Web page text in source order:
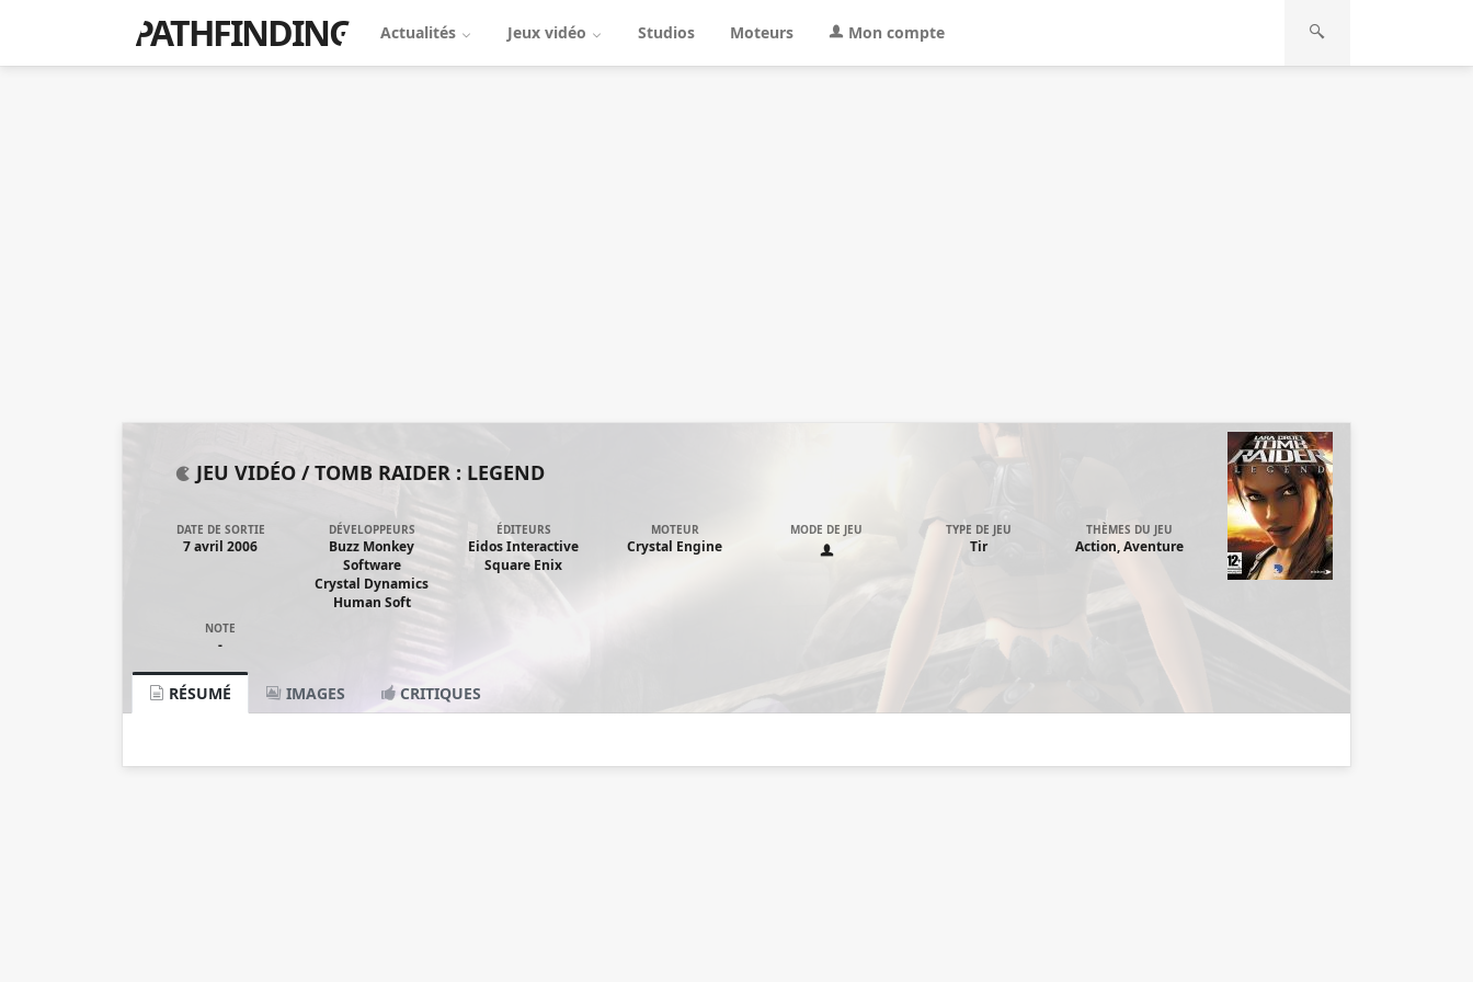
PATHFINDING Actualités Jeux vidéo Studios Moteurs Mon compte
JEU VIDÉO /TOMB RAIDER : LEGEND
DATE DE SORTIE
7 avril 2006
DÉVELOPPEURS
Buzz Monkey
Software
Crystal Dynamics
Human Soft
ÉDITEURS
Eidos Interactive
Square Enix
MOTEUR
Crystal Engine
MODE DE JEU TYPE DE JEU
Tir
THÈMES DU JEU
Action, Aventure
NOTE
-
RÉSUMÉ IMAGES CRITIQUES